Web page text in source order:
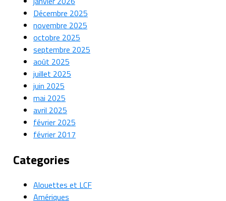
Décembre 2025
novembre 2025
octobre 2025
septembre 2025
août 2025
juillet 2025
juin 2025
mai 2025
avril 2025
février 2025
février 2017
Categories
Alouettes et LCF
Amériques